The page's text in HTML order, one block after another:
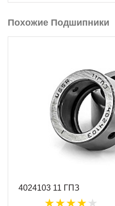
Похожие Подшипники
4024103 11 ГПЗ